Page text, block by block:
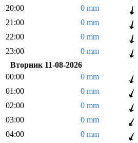
20:00
0 mm
21:00
0 mm
22:00
0 mm
23:00
0 mm
Вторник 11-08-2026
00:00
0 mm
01:00
0 mm
02:00
0 mm
03:00
0 mm
04:00
0 mm